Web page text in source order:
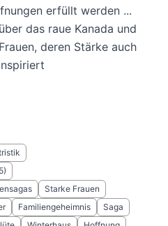
erfüllt werden ...
das raue Kanada und
deren Stärke auch
Starke Frauen
Familiengeheimnis
Saga